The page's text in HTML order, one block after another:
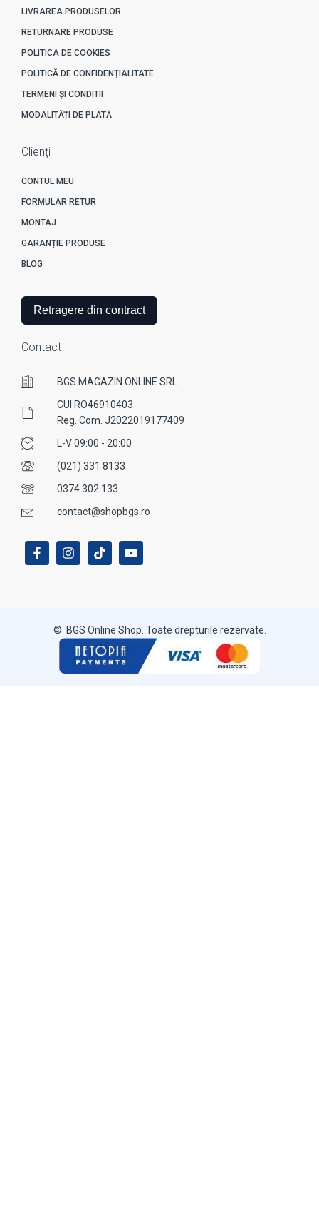
LIVRAREA PRODUSELOR
RETURNARE PRODUSE
POLITICA DE COOKIES
POLITICĂ DE CONFIDENȚIALITATE
TERMENI ȘI CONDITII
MODALITĂȚI DE PLATĂ
Clienți
CONTUL MEU
FORMULAR RETUR
MONTAJ
GARANȚIE PRODUSE
BLOG
Retragere din contract
Contact
BGS MAGAZIN ONLINE SRL
CUI RO46910403
Reg. Com. J2022019177409
L-V 09:00 - 20:00
(021) 331 8133
0374 302 133
contact@shopbgs.ro
© BGS Online Shop. Toate drepturile rezervate.